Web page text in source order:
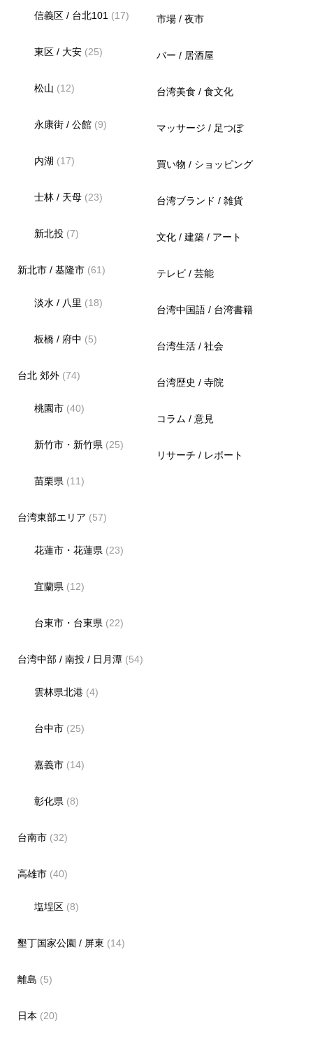
信義区 / 台北101 (17)
東区 / 大安 (25)
松山 (12)
永康街 / 公館 (9)
内湖 (17)
士林 / 天母 (23)
新北投 (7)
新北市 / 基隆市(61)
淡水 / 八里 (18)
板橋 / 府中 (5)
台北 郊外(74)
桃園市 (40)
新竹市・新竹県 (25)
苗栗県 (11)
台湾東部エリア (57)
花蓮市・花蓮県 (23)
宜蘭県 (12)
台東市・台東県 (22)
台湾中部 / 南投 / 日月潭(54)
雲林県北港 (4)
台中市 (25)
嘉義市 (14)
彰化県 (8)
台南市(32)
高雄市(40)
塩埕区 (8)
墾丁国家公園 / 屏東 (14)
離島 (5)
日本 (20)
市場 / 夜市
バー / 居酒屋
台湾美食 / 食文化
マッサージ / 足つぼ
買い物 / ショッピング
台湾ブランド / 雑貨
文化 / 建築 / アート
テレビ / 芸能
台湾中国語 / 台湾書籍
台湾生活 / 社会
台湾歴史 / 寺院
コラム / 意見
リサーチ / レポート